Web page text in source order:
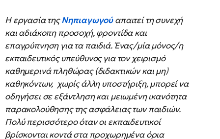
Η εργασία τηςΝηπιαγωγούαπαιτεί τη συνεχή
και αδιάκοπη προσοχή, φροντίδα και
επαγρύπνηση για τα παιδιά. Ένας/μία μόνος/η
εκπαιδευτικός υπεύθυνος για τον χειρισμό
καθημερινά πληθώρας (διδακτικών και μη)
καθηκόντων, χωρίς άλλη υποστήριξη, μπορεί να
οδηγήσει σε εξάντληση και μειωμένη ικανότητα
παρακολούθησης της ασφάλειας των παιδιών.
Πολύ περισσότερο όταν οι εκπαιδευτικοί
βρίσκονται κοντά στα προχωρημένα όρια